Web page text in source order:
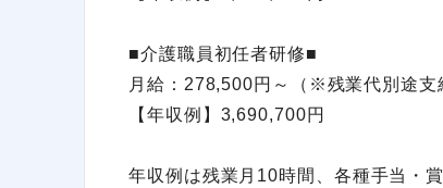
■介護職員初任者研修■
月給：278,500円～（※残業代別途支
【年収例】3,690,700円
年収例は残業月10時間、各種手当・